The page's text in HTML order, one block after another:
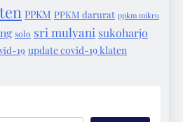
PPKM PPKM darurat ppkm mikro
solo sri mulyani sukoharjo
19 update covid-19 klaten